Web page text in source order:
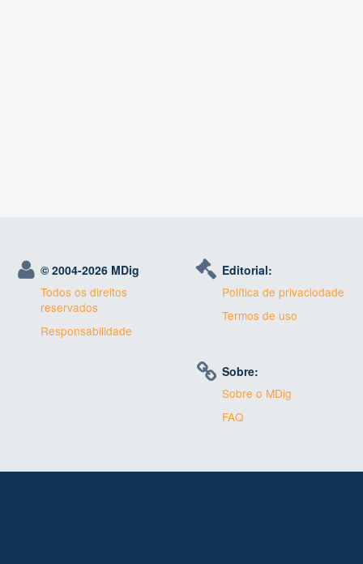
© 2004-2026 MDig
Todos os direitos
reservados
Responsabilidade
Editorial:
Política de privaciodade
Termos de uso
Sobre:
Sobre o MDig
FAQ